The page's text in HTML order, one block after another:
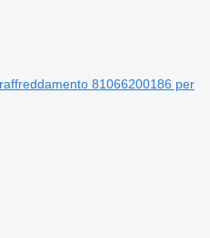
81066200186 per